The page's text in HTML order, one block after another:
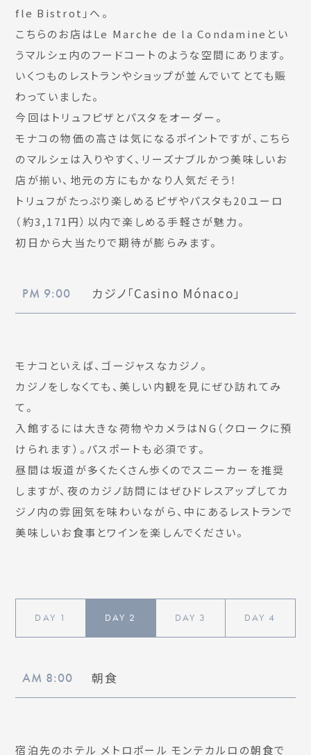
fle Bistrot」へ。
こちらのお店はLe Marche de la Condamineとい
うマルシェ内のフードコートのような空間にあります。
いくつものレストランやショップが並んでいてとても賑
わっていました。
今回はトリュフピザとパスタをオーダー。
モナコの物価の高さは気になるポイントですが、こちら
のマルシェは入りやすく、リーズナブルかつ美味しいお
店が揃い、地元の方にもかなり人気だそう！
トリュフがたっぷり楽しめるピザやパスタも20ユーロ
（約3,171円）以内で楽しめる手軽さが魅力。
初日から大当たりで期待が膨らみます。
PM 9:00 カジノ「Casino Mónaco」
モナコといえば、ゴージャスなカジノ。
カジノをしなくても、美しい内観を見にぜひ訪れてみ
て。
入館するには大きな荷物やカメラはNG（クロークに預
けられます）。パスポートも必須です。
昼間は坂道が多くたくさん歩くのでスニーカーを推奨
しますが、夜のカジノ訪問にはぜひドレスアップしてカ
ジノ内の雰囲気を味わいながら、中にあるレストランで
美味しいお食事とワインを楽しんでください。
DAY 1 DAY 2 DAY 3 DAY4
AM 8:00 朝食
宿泊先のホテル メトロポール モンテカルロの朝食で